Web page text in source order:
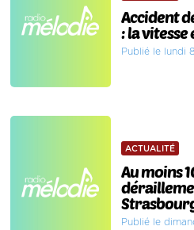
Accident
: la
Publié le lundi
ACTUALITÉ
Au moins
Publié le